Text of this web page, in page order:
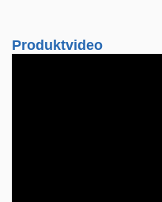
Produktvideo